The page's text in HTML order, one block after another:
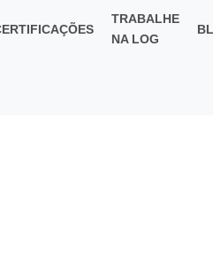
TRABALHE
NA LOG